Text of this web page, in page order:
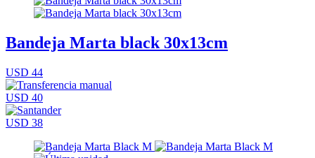
Bandeja Marta black 30x13cm
USD 44
USD 40
USD 38